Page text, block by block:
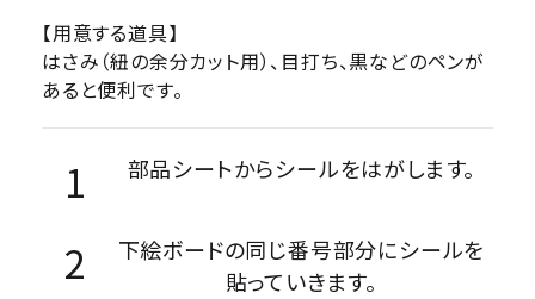
【用意する道具】
はさみ（紐の余分カット用）、目打ち、黒などのペンが
あると便利です。
部品シートからシールをはがします。
下絵ボードの同じ番号部分にシールを
貼っていきます。